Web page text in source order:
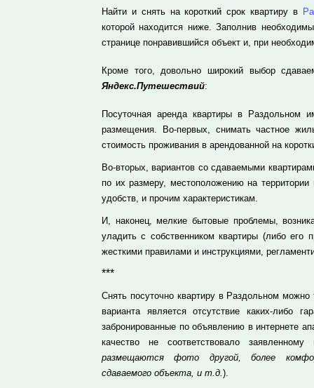
Найти и снять на короткий срок квартиру в
которой находится ниже. Заполнив
странице понравившийся объект и, при
Кроме того, довольно широкий выбор
Яндекс.Путешествий:
Посуточная аренда квартиры в Раздольном
размещения. Во-первых, снимать частное
стоимость проживания в арендованной на
Во-вторых, вариантов со сдаваемыми
по их размеру, местоположению на
удобств, и прочим характеристикам.
И, наконец, мелкие бытовые проблемы,
уладить с собственником квартиры (либо его
жесткими правилами и инструкциями,
***
Снять посуточно квартиру в Раздольном
варианта является отсутствие каких-либо
забронированные по объявлению в интернете
качество не соответствовало
размещаются фото другой, более
сдаваемого объекта, и т.д.).